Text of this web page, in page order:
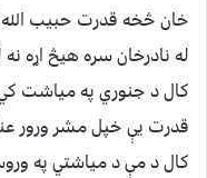
خان څخه قدرت حبیب
کال د جنوري په میاشت
قدرت یې خپل مشر ورور
کال د مې د میاشتي په